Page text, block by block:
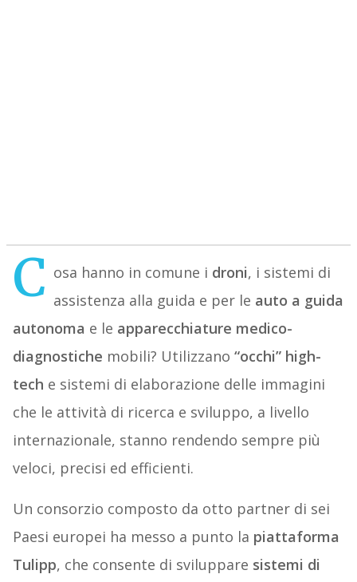
C osa hanno in comune i droni, i sistemi di
assistenza alla guida e per le auto a guida
autonoma e le apparecchiature medico-
diagnostiche mobili? Utilizzano “occhi” high-
tech e sistemi di elaborazione delle immagini
che le attività di ricerca e sviluppo, a livello
internazionale, stanno rendendo sempre più
veloci, precisi ed efficienti.
Un consorzio composto da otto partner di sei
Paesi europei ha messo a punto la piattaforma
Tulipp, che consente di sviluppare sistemi di